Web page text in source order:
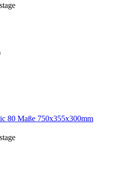
80 Maße 750x355x300mm